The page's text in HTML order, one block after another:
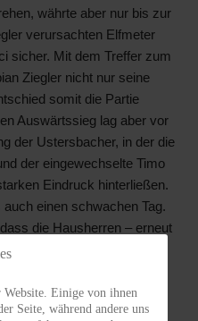
währte aber nur bis zur
verursachten Elfmeter
sicher. Mit dem Treffer zum
Ziegler nicht nur seine
somit die Partie
Auswärtssieg lag aber vor
der Ustersbacher, in der die
der eingewechselte Timo
Eindruck hinterließen.
auch einen schwachen Tag.
die Hausherren – erneut
durch
Einige von ihnen
Seite, während andere uns